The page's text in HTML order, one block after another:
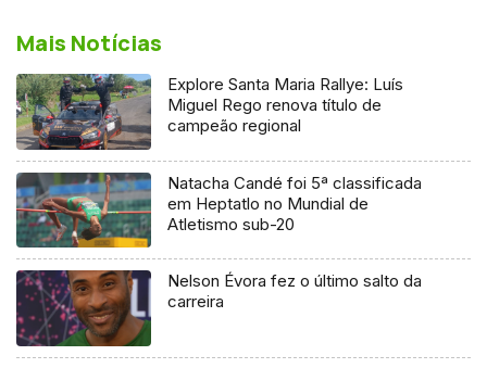
Mais Notícias
Explore Santa Maria Rallye: Luís
Miguel Rego renova título de
campeão regional
Natacha Candé foi 5ª classificada
em Heptatlo no Mundial de
Atletismo sub-20
Nelson Évora fez o último salto da
carreira